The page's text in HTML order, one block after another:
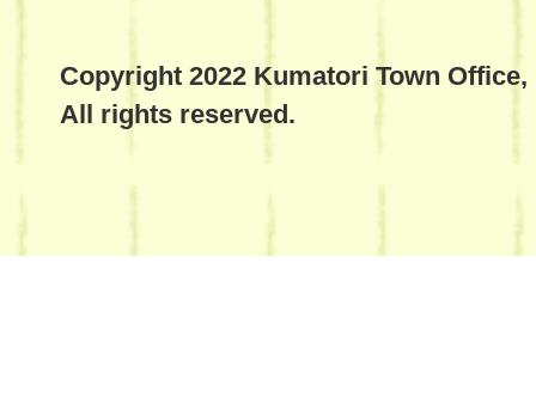
Copyright 2022 Kumatori Town Office,
All rights reserved.